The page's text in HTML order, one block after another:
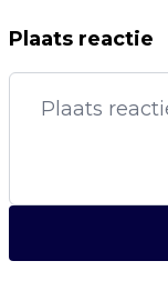
Plaats reactie